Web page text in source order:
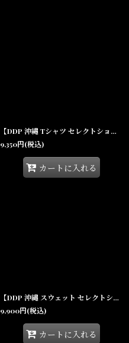
【DDP 沖縄 Tシャツ セレクトショップ】× Tomason Art L/S Monster Tee Black ドルマン スリーブ 長袖
9,350円(税込)
カートに入れる
【DDP 沖縄 スウェット セレクトショップ】Art Logo Sweat Shirts Grey クルーネック ロゴ シャツ
9,900円(税込)
カートに入れる